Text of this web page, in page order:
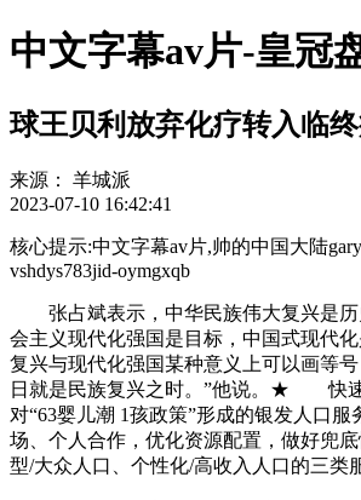
中文字幕av片-皇冠
球王贝利放弃化疗转入临
来源：
羊城派
2023-07-10 16:42:41
核心提示:中文字幕av片,帅的中国大陆
vshdys783jid-oymgxqb
张占斌表示，中华民族伟大复兴是历
会主义现代化强国是目标，中国式现代
复兴与现代化强国某种意义上可以画等
日就是民族复兴之时。”他说。★ 快
对“63婴儿潮 1孩政策”形成的银发人口服
场、个人合作，优化资源配置，做好兜
型/大众人口、个性化/高收入人口的三类